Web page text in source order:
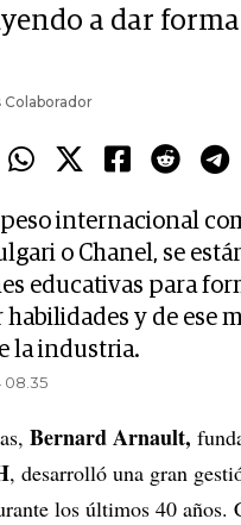
a dar
Colaborador
internacional
o Chanel, se
educativas para
y de ese
la industria.
08.35
Bernard Arnault,
, desarrolló una gran
los últimos 40 años.